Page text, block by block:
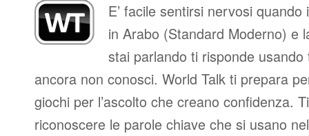
E’ facile sentirsi nervosi
in Arabo (Standard Moderno) e
stai parlando ti risponde
ancora non conosci. World Talk ti prepara
giochi per l’ascolto che creano confidenza.
riconoscere le parole chiave che si usano